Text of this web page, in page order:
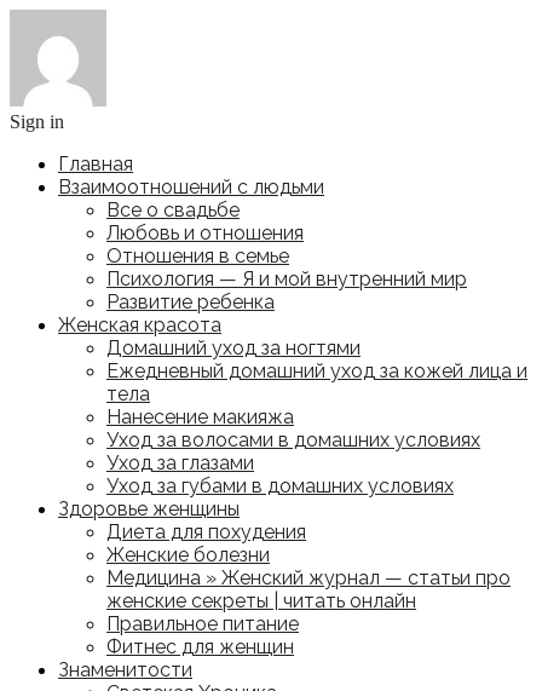
Sign in
Главная
Взаимоотношений с людьми
Все о свадьбе
Любовь и отношения
Отношения в семье
Психология — Я и мой внутренний мир
Развитие ребенка
Женская красота
Домашний уход за ногтями
Ежедневный домашний уход за кожей лица и
тела
Нанесение макияжа
Уход за волосами в домашних условиях
Уход за глазами
Уход за губами в домашних условиях
Здоровье женщины
Диета для похудения
Женские болезни
Медицина » Женский журнал — статьи про
женские секреты | читать онлайн
Правильное питание
Фитнес для женщин
Знаменитости